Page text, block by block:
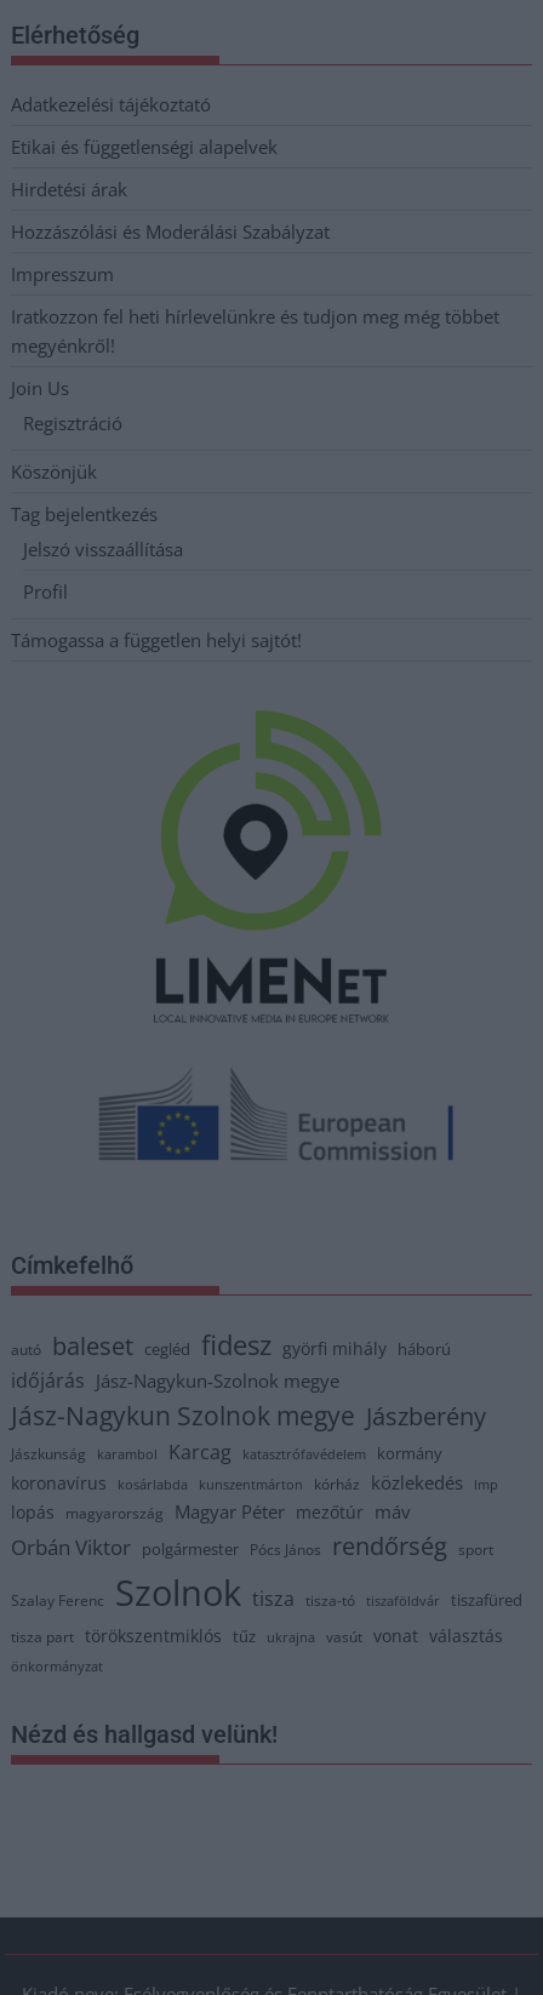
Elérhetőség
Adatkezelési tájékoztató
Etikai és függetlenségi alapelvek
Hirdetési árak
Hozzászólási és Moderálási Szabályzat
Impresszum
Iratkozzon fel heti hírlevelünkre és tudjon meg még többet
megyénkről!
Join Us
Regisztráció
Köszönjük
Tag bejelentkezés
Jelszó visszaállítása
Profil
Támogassa a független helyi sajtót!
Címkefelhő
autó baleset cegléd fidesz györfi mihály háború
időjárás Jász-Nagykun-Szolnok megye
Jász-Nagykun Szolnok megye Jászberény
Jászkunság karambol Karcag katasztrófavédelem kormány
koronavírus kosárlabda kunszentmárton kórház közlekedés lmp
lopás magyarország Magyar Péter mezőtúr máv
Orbán Viktor polgármester Pócs János rendőrség sport
Szalay Ferenc Szolnok tisza tisza-tó tiszaföldvár tiszafüred
tisza part törökszentmiklós tűz ukrajna vasút vonat választás
önkormányzat
Nézd és hallgasd velünk!